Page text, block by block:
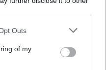
uses one or more Google
You may click to
its third-party tags to
Outs
of my
Κοινοποιήστε